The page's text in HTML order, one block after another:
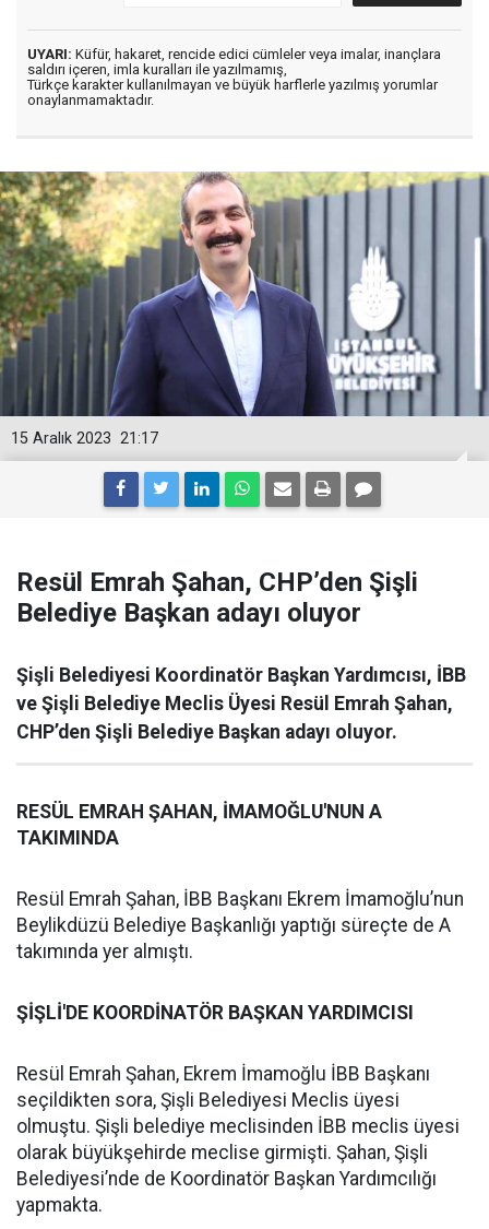
UYARI: Küfür, hakaret, rencide edici cümleler veya imalar, inançlara
saldırı içeren, imla kuralları ile yazılmamış,
Türkçe karakter kullanılmayan ve büyük harflerle yazılmış yorumlar
onaylanmamaktadır.
21:17
15 Aralık 2023
Resül Emrah Şahan, CHP’den Şişli
Belediye Başkan adayı oluyor
Şişli Belediyesi Koordinatör Başkan Yardımcısı, İBB
ve Şişli Belediye Meclis Üyesi Resül Emrah Şahan,
CHP’den Şişli Belediye Başkan adayı oluyor.
RESÜL EMRAH ŞAHAN, İMAMOĞLU'NUN A
TAKIMINDA
Resül Emrah Şahan, İBB Başkanı Ekrem İmamoğlu’nun
Beylikdüzü Belediye Başkanlığı yaptığı süreçte de A
takımında yer almıştı.
ŞİŞLİ'DE KOORDİNATÖR BAŞKAN YARDIMCISI
Resül Emrah Şahan, Ekrem İmamoğlu İBB Başkanı
seçildikten sora, Şişli Belediyesi Meclis üyesi
olmuştu. Şişli belediye meclisinden İBB meclis üyesi
olarak büyükşehirde meclise girmişti. Şahan, Şişli
Belediyesi’nde de Koordinatör Başkan Yardımcılığı
yapmakta.